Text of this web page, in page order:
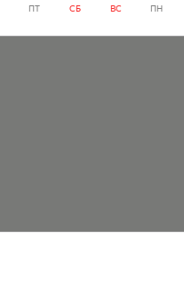
ПТ СБ ВС ПН